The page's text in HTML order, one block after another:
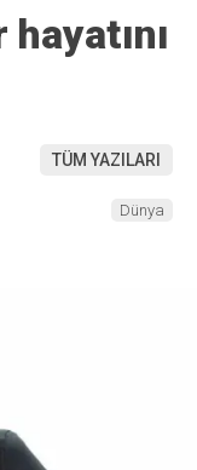
TÜM YAZILARI
Dünya